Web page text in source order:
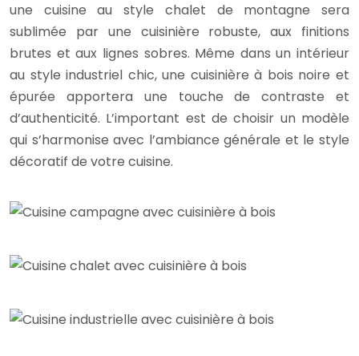
une cuisine au style chalet de montagne sera
sublimée par une cuisinière robuste, aux finitions
brutes et aux lignes sobres. Même dans un intérieur
au style industriel chic, une cuisinière à bois noire et
épurée apportera une touche de contraste et
d’authenticité. L’important est de choisir un modèle
qui s’harmonise avec l’ambiance générale et le style
décoratif de votre cuisine.